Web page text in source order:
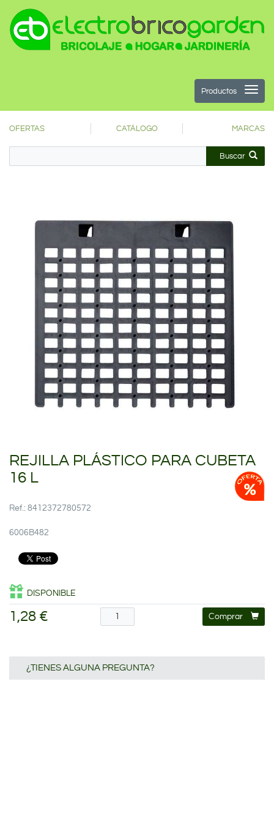
Productos
OFERTAS CATÁLOGO MARCAS
Buscar
REJILLA PLÁSTICO PARA CUBETA
16 L
Ref.: 8412372780572
6006B482
DISPONIBLE
1,28 € Comprar
¿TIENES ALGUNA PREGUNTA?